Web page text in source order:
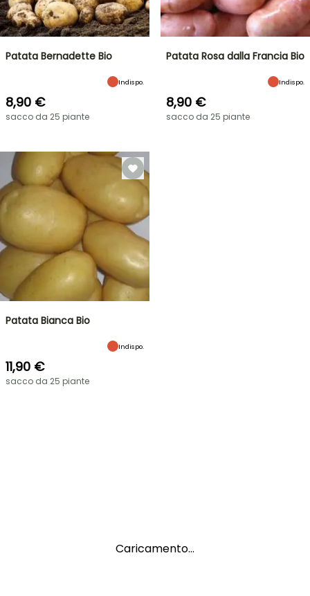
Patata Bernadette Bio
Indispo.
8,90 €
sacco da 25 piante
Patata Rosa dalla Francia Bio
Indispo.
8,90 €
sacco da 25 piante
Patata Bianca Bio
Indispo.
11,90 €
sacco da 25 piante
Caricamento...